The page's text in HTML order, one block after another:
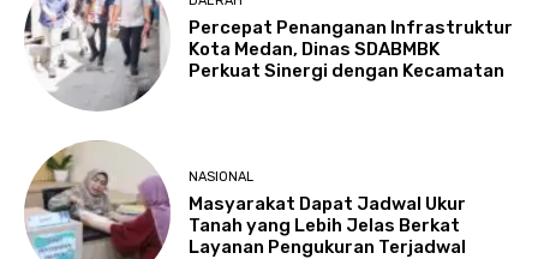
Percepat Penanganan Infrastruktur
Kota Medan, Dinas SDABMBK
Perkuat Sinergi dengan Kecamatan
NASIONAL
Masyarakat Dapat Jadwal Ukur
Tanah yang Lebih Jelas Berkat
Layanan Pengukuran Terjadwal